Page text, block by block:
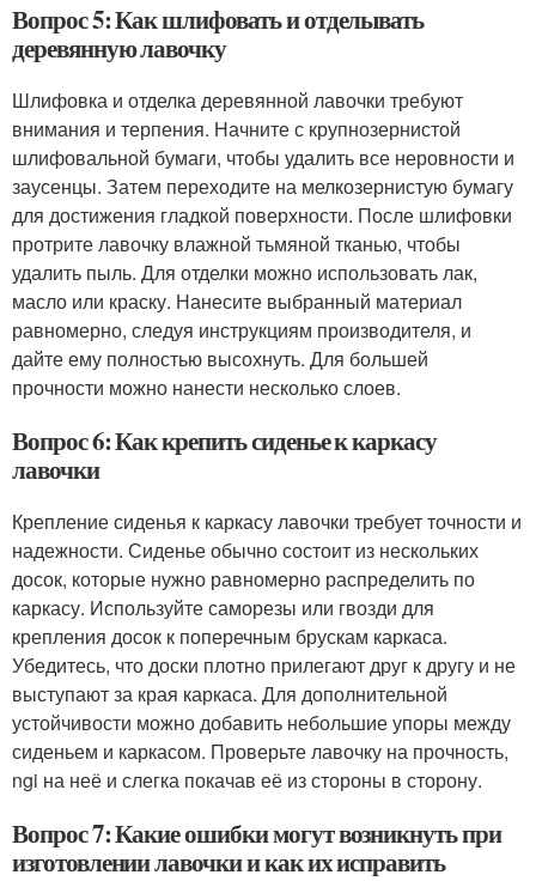
Вопрос 5: Как шлифовать и отделывать
деревянную лавочку
Шлифовка и отделка деревянной лавочки требуют
внимания и терпения. Начните с крупнозернистой
шлифовальной бумаги, чтобы удалить все неровности и
заусенцы. Затем переходите на мелкозернистую бумагу
для достижения гладкой поверхности. После шлифовки
протрите лавочку влажной тьмяной тканью, чтобы
удалить пыль. Для отделки можно использовать лак,
масло или краску. Нанесите выбранный материал
равномерно, следуя инструкциям производителя, и
дайте ему полностью высохнуть. Для большей
прочности можно нанести несколько слоев.
Вопрос 6: Как крепить сиденье к каркасу
лавочки
Крепление сиденья к каркасу лавочки требует точности и
надежности. Сиденье обычно состоит из нескольких
досок, которые нужно равномерно распределить по
каркасу. Используйте саморезы или гвозди для
крепления досок к поперечным брускам каркаса.
Убедитесь, что доски плотно прилегают друг к другу и не
выступают за края каркаса. Для дополнительной
устойчивости можно добавить небольшие упоры между
сиденьем и каркасом. Проверьте лавочку на прочность,
ngi на неё и слегка покачав её из стороны в сторону.
Вопрос 7: Какие ошибки могут возникнуть при
изготовлении лавочки и как их исправить